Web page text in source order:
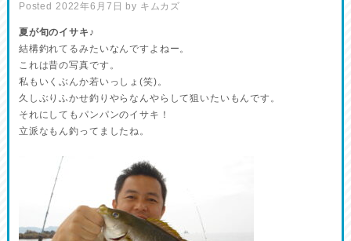
Posted 2022年6月7日 by キムカズ
夏が旬のイサキ♪
結構釣れてるみたいなんですよねー。
これは昔の写真です。
私もいくぶんか若いっしょ(笑)。
久しぶりふかせ釣りやらなんやらして狙いたいもんです。
それにしてもパンパンのイサキ！
立派なもん釣ってましたね。